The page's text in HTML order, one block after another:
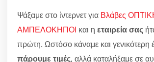
Ψάξαμε στο ίντερνετ για Βλάβες
ΑΜΠΕΛΟΚΗΠΟΙ και η εταιρεία σας
πρώτη. Ωστόσο κάναμε και γενικότερη
πάρουμε τιμές, αλλά καταλήξαμε σε